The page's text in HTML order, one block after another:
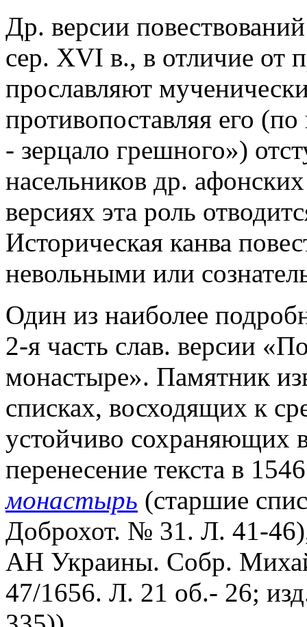
Др. версии
сер. XVI в., в отличие от
прославляют
противопоставляя его
- зерцало грешного»)
насельников др.
версиях эта роль
Историческая канва
невольными или
Один из наиболее
2-я часть слав. версии
монастыре». Памятник
списках, восходящих к
устойчиво сохраняющих
перенесение текста в
монастырь (старшие
Доброхот. № 31. Л. 41-
АН Украины. Собр.
47/1656. Л. 21 об.- 26;